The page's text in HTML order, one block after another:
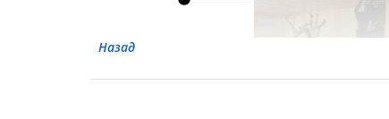
Назад